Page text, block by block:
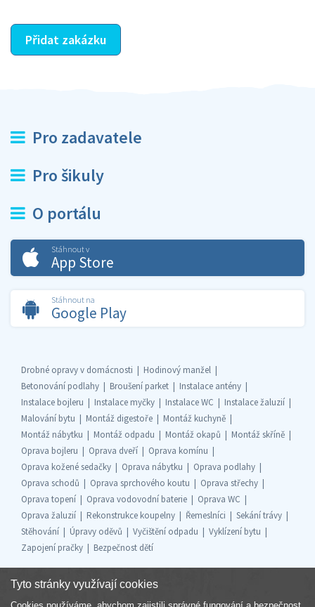
Přidat zakázku
Pro zadavatele
Pro šikuly
O portálu
Stáhnout v
App Store
Stáhnout na
Google Play
Drobné opravy v domácnosti
Hodinový manžel
Betonování podlahy
Broušení parket
Instalace antény
Instalace bojleru
Instalace myčky Instalace WC
Instalace žaluzií
Malování bytu
Montáž digestoře
Montáž kuchyně
Montáž nábytku
Montáž odpadu Montáž okapů
Montáž skříně
Oprava bojleru
Oprava dveří
Oprava komínu
Oprava kožené sedačky
Oprava nábytku
Oprava podlahy
Oprava schodů
Oprava sprchového koutu
Oprava střechy
Oprava topení
Oprava vodovodní baterie
Oprava WC
Oprava žaluzií
Rekonstrukce koupelny Řemeslníci
Sekání trávy
Stěhování
Úpravy oděvů Vyčištění odpadu
Vyklízení bytu
Zapojení pračky
Bezpečnost dětí
Tyto stránky využívají cookies